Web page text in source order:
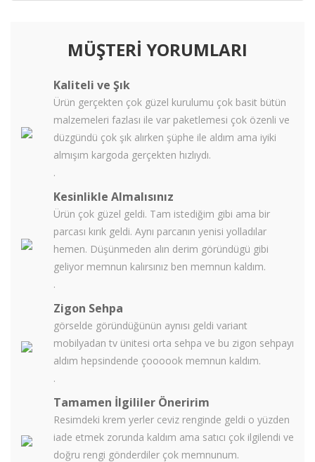
MÜŞTERİ YORUMLARI
Kaliteli ve Şık
Ürün gerçekten çok güzel kurulumu çok basit bütün
malzemeleri fazlası ile var paketlemesi çok özenli ve
düzgündü çok şık alırken şüphe ile aldım ama iyiki
almışım kargoda gerçekten hızlıydı.
.
Kesinlikle Almalısınız
Ürün çok güzel geldi. Tam istediğim gibi ama bir
parcası kırık geldi. Aynı parcanın yenisi yolladılar
hemen. Düşünmeden alın derim göründügü gibi
geliyor memnun kalırsınız ben memnun kaldım.
.
Zigon Sehpa
görselde göründüğünün aynısı geldi variant
mobilyadan tv ünitesi orta sehpa ve bu zigon sehpayı
aldım hepsindende çoooook memnun kaldım.
.
Tamamen İlgililer Öneririm
Resimdeki krem yerler ceviz renginde geldi o yüzden
iade etmek zorunda kaldım ama satıcı çok ilgilendi ve
doğru rengi gönderdiler çok memnunum.